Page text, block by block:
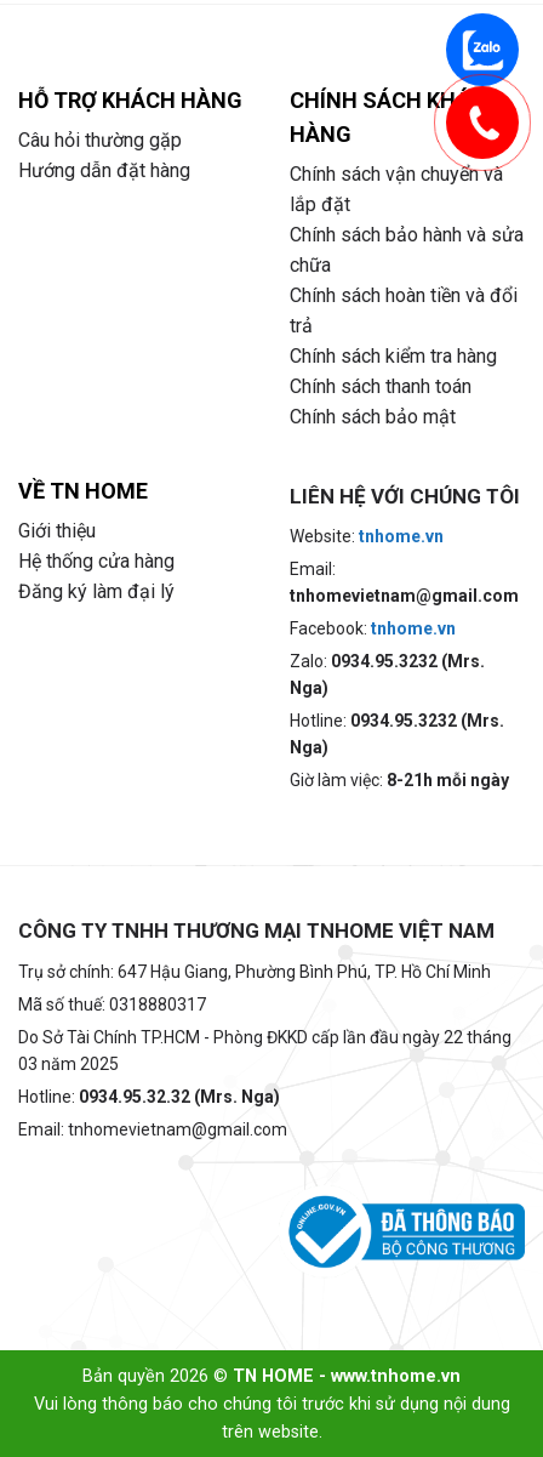
HỖ TRỢ KHÁCH HÀNG
Câu hỏi thường gặp
Hướng dẫn đặt hàng
CHÍNH SÁCH KHÁCH
HÀNG
Chính sách vận chuyển và
lắp đặt
Chính sách bảo hành và sửa
chữa
Chính sách hoàn tiền và đổi
trả
Chính sách kiểm tra hàng
Chính sách thanh toán
Chính sách bảo mật
VỀ TN HOME
Giới thiệu
Hệ thống cửa hàng
Đăng ký làm đại lý
LIÊN HỆ VỚI CHÚNG TÔI
Website: tnhome.vn
Email:
tnhomevietnam@gmail.com
Facebook: tnhome.vn
Zalo: 0934.95.3232 (Mrs.
Nga)
Hotline: 0934.95.3232 (Mrs.
Nga)
Giờ làm việc: 8-21h mỗi ngày
CÔNG TY TNHH THƯƠNG MẠI TNHOME VIỆT NAM
Trụ sở chính: 647 Hậu Giang, Phường Bình Phú, TP. Hồ Chí Minh
Mã số thuế: 0318880317
Do Sở Tài Chính TP.HCM - Phòng ĐKKD cấp lần đầu ngày 22 tháng
03 năm 2025
Hotline: 0934.95.32.32 (Mrs. Nga)
Email: tnhomevietnam@gmail.com
Bản quyền 2026 © TN HOME - www.tnhome.vn
Vui lòng thông báo cho chúng tôi trước khi sử dụng nội dung
trên website.